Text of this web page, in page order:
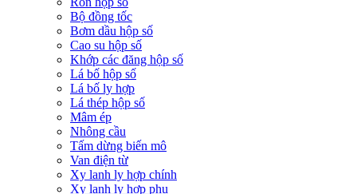
Bộ đồng tốc
Bơm dầu hộp số
Cao su hộp số
Khớp các đăng hộp số
Lá bố hộp số
Lá bố ly hợp
Lá thép hộp số
Mâm ép
Nhông cầu
Tấm dừng biến mô
Van điện từ
Xy lanh ly hợp chính
Xy lanh ly hợp phụ